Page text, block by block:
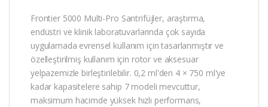
Frontier 5000 Multi-Pro Santrifüjler, araştırma,
endüstri ve klinik laboratuvarlarında çok sayıda
uygulamada evrensel kullanım için tasarlanmıştır ve
özelleştirilmiş kullanım için rotor ve aksesuar
yelpazemizle birleştirilebilir. 0,2 ml'den 4 × 750 ml'ye
kadar kapasitelere sahip 7 modeli mevcuttur,
maksimum hacimde yüksek hızlı performans,